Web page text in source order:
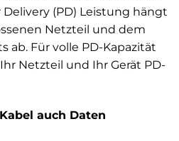
(PD) Leistung hängt
Netzteil und dem
ab. Für volle PD-Kapazität
Netzteil und Ihr Gerät PD-
auch Daten